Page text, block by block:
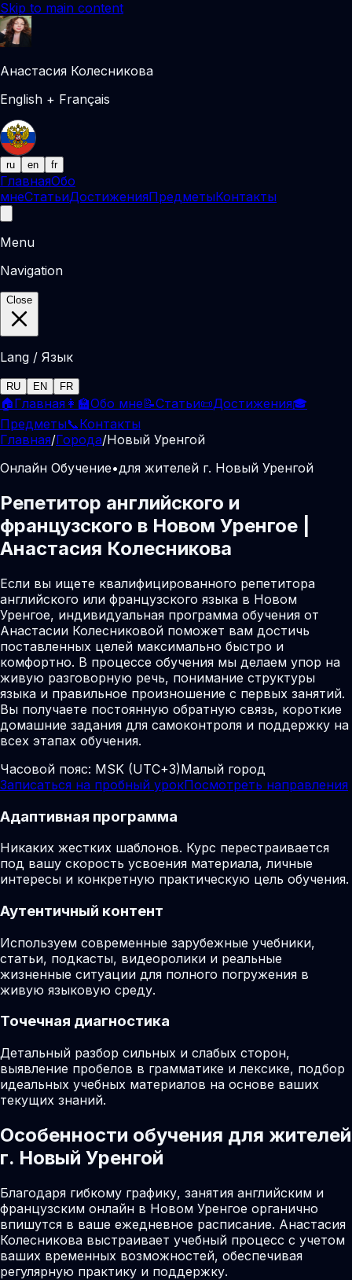
Skip to main content
Анастасия Колесникова
English + Français
ru en fr
ГлавнаяОбо
мнеСтатьиДостиженияПредметыКонтакты
Menu
Navigation
Close
Lang / Язык
RU EN FR
🏠Главная 👩‍🏫Обо мне📝Статьи📜Достижения🎓
Предметы📞Контакты
Главная/Города/Новый Уренгой
Онлайн Обучение•для жителей г. Новый Уренгой
Репетитор английского и
французского в Новом Уренгое |
Анастасия Колесникова
Если вы ищете квалифицированного репетитора
английского или французского языка в Новом
Уренгое, индивидуальная программа обучения от
Анастасии Колесниковой поможет вам достичь
поставленных целей максимально быстро и
комфортно. В процессе обучения мы делаем упор на
живую разговорную речь, понимание структуры
языка и правильное произношение с первых занятий.
Вы получаете постоянную обратную связь, короткие
домашние задания для самоконтроля и поддержку на
всех этапах обучения.
Часовой пояс: MSK (UTC+3)Малый город
Записаться на пробный урокПосмотреть направления
Адаптивная программа
Никаких жестких шаблонов. Курс перестраивается
под вашу скорость усвоения материала, личные
интересы и конкретную практическую цель обучения.
Аутентичный контент
Используем современные зарубежные учебники,
статьи, подкасты, видеоролики и реальные
жизненные ситуации для полного погружения в
живую языковую среду.
Точечная диагностика
Детальный разбор сильных и слабых сторон,
выявление пробелов в грамматике и лексике, подбор
идеальных учебных материалов на основе ваших
текущих знаний.
Особенности обучения для жителей
г. Новый Уренгой
Благодаря гибкому графику, занятия английским и
французским онлайн в Новом Уренгое органично
впишутся в ваше ежедневное расписание. Анастасия
Колесникова выстраивает учебный процесс с учетом
ваших временных возможностей, обеспечивая
регулярную практику и поддержку.